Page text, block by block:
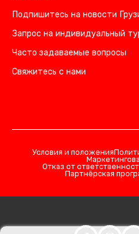
Подпишитесь на новости
Запрос на индивидуальный
Часто задаваемые вопросы
Свяжитесь с нами
Условия и положения
Отказ от
Партнёрская